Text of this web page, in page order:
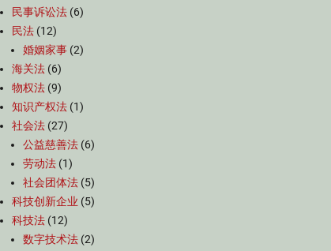
民事诉讼法 (6)
民法 (12)
婚姻家事 (2)
海关法 (6)
物权法 (9)
知识产权法 (1)
社会法 (27)
公益慈善法 (6)
劳动法 (1)
社会团体法 (5)
科技创新企业 (5)
科技法 (12)
数字技术法 (2)